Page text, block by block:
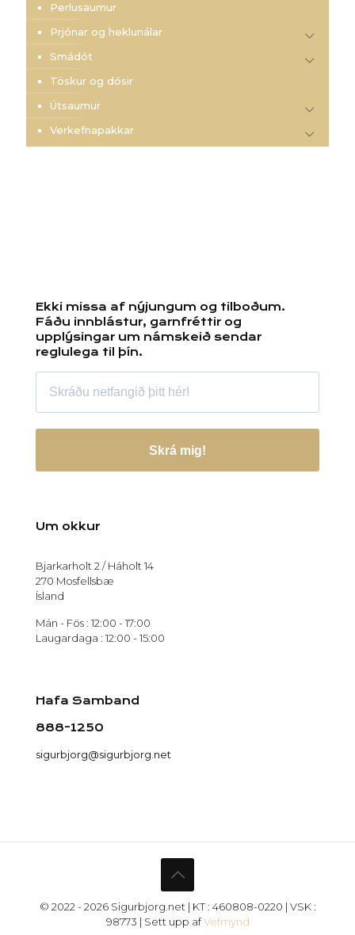
Perlusaumur
Prjónar og heklunálar
Smádót
Töskur og dósir
Útsaumur
Verkefnapakkar
Ekki missa af nýjungum og tilboðum.
Fáðu innblástur, garnfréttir og
upplýsingar um námskeið sendar
reglulega til þín.
Skrá mig!
Um okkur
Bjarkarholt 2 / Háholt 14
270 Mosfellsbæ
Ísland
Mán - Fös : 12:00 - 17:00
Laugardaga : 12:00 - 15:00
Hafa Samband
888-1250
sigurbjorg@sigurbjorg.net
© 2022 - 2026 Sigurbjorg.net | KT : 460808-0220 | VSK :
98773 | Sett upp afVefmynd